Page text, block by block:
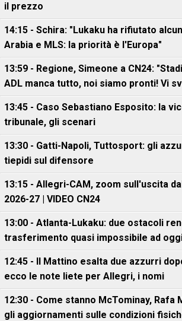
il prezzo
14:15 - Schira: "Lukaku ha rifiutato
Arabia e MLS: la priorità è l'Europa"
13:59 - Regione, Simeone a CN24:
ADL manca tutto, noi siamo pronti! Vi
13:45 - Caso Sebastiano Esposito: la
tribunale, gli scenari
13:30 - Gatti-Napoli, Tuttosport: gli
tiepidi sul difensore
13:15 - Allegri-CAM, zoom sull'uscita
2026-27 | VIDEO CN24
13:00 - Atlanta-Lukaku: due ostacoli
trasferimento quasi impossibile ad
12:45 - Il Mattino esalta due azzurri
ecco le note liete per Allegri, i nomi
12:30 - Come stanno McTominay, Rafa
gli aggiornamenti sulle condizioni